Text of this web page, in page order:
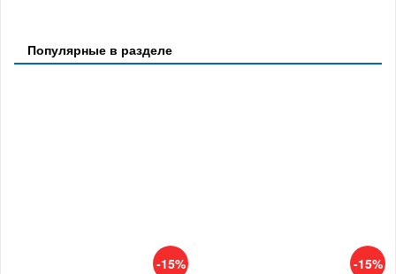
Популярные в разделе
-15% -15%